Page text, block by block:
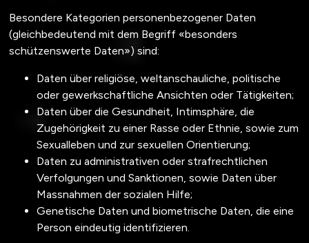
Besondere Kategorien personenbezogener Daten
(gleichbedeutend mit dem Begriff «besonders
schützenswerte Daten») sind:
Daten über religiöse, weltanschauliche, politische
oder gewerkschaftliche Ansichten oder Tätigkeiten;
Daten über die Gesundheit, Intimsphäre, die
Zugehörigkeit zu einer Rasse oder Ethnie, sowie zum
Sexualleben und zur sexuellen Orientierung;
Daten zu administrativen oder strafrechtlichen
Verfolgungen und Sanktionen, sowie Daten über
Massnahmen der sozialen Hilfe;
Genetische Daten und biometrische Daten, die eine
Person eindeutig identifizieren.